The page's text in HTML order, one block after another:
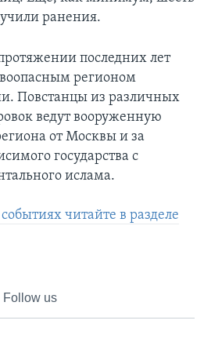
ранения.
последних лет
регионом
Повстанцы из различных
ведут вооруженную
от Москвы и за
государства с
ислама.
читайте в разделе
Follow us